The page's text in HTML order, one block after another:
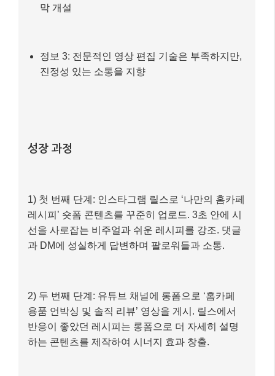
막 개설
정보 3: 전문적인 영상 편집 기술은 부족하지만,
진정성 있는 소통을 지향
성장 과정
1) 첫 번째 단계: 인스타그램 릴스로 ‘나만의 홈카페
레시피’ 숏폼 콘텐츠를 꾸준히 업로드. 3초 안에 시
선을 사로잡는 비주얼과 쉬운 레시피를 강조. 댓글
과 DM에 성실하게 답변하며 팔로워들과 소통.
2) 두 번째 단계: 유튜브 채널에 롱폼으로 ‘홈카페
용품 언박싱 및 솔직 리뷰’ 영상을 게시. 릴스에서
반응이 좋았던 레시피는 롱폼으로 더 자세히 설명
하는 콘텐츠를 제작하여 시너지 효과 창출.